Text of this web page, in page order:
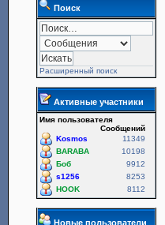
Поиск
Расширенный поиск
Активные участники
Имя пользователя
Сообщений
Kosmos
11349
BARABA
10198
Боб
9912
s1256
8253
HOOK
8112
Новые пользователи